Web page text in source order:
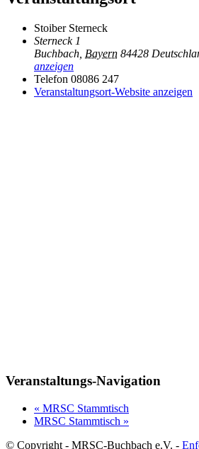
Stoiber Sterneck
Sterneck 1
Buchbach Bayern 84428
anzeigen
Telefon 08086 247
Veranstaltungsort-Website anzeigen
Veranstaltungs-Navigation
« MRSC Stammtisch
MRSC Stammtisch »
© Copyright - MRSC-Buchbach e.V. -